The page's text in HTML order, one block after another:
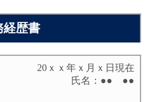
経歴書
20ｘｘ年ｘ月ｘ日現在
氏名：●● ●●